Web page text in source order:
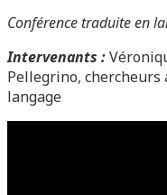
Conférence traduite en
Intervenants :
Pellegrino,
langage